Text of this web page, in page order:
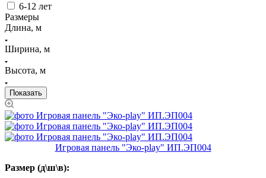
6-12 лет
Размеры
Длина, м
Ширина, м
Высота, м
Игровая панель "Эко-play" ИП.ЭП004
Размер (д\ш\в):